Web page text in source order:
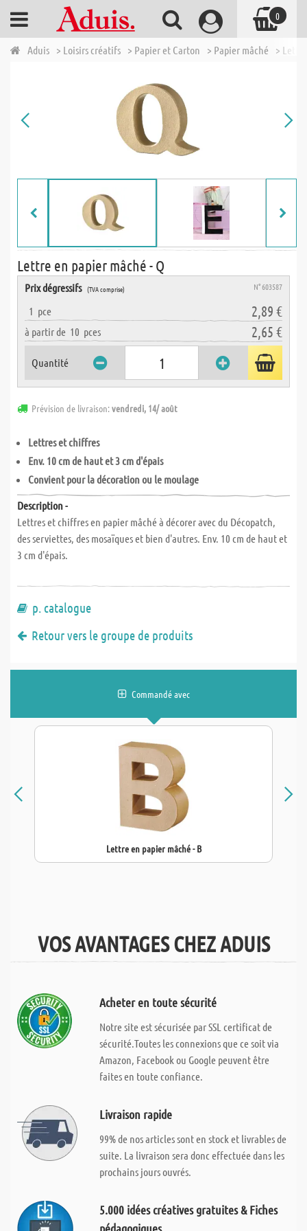
Aduis > Loisirs créatifs > Papier et Carton > Papier mâché >
Lettre en papier mâché - Q
Prix dégressifs (TVA comprise) N° 603587
1 pce 2,89 €
à partir de 10 pces 2,65 €
Quantité
Prévision de livraison:vendredi, 14/ août
Lettres et chiffres
Env. 10 cm de haut et 3 cm d'épais
Convient pour la décoration ou le moulage
Description -
Lettres et chiffres en papier mâché à décorer avec du Décopatch,
des serviettes, des mosaïques et bien d'autres. Env. 10 cm de haut et
3 cm d'épais.
p. catalogue
Retour vers le groupe de produits
Commandé avec
Lettre en papier mâché - B
VOS AVANTAGES CHEZ ADUIS
Acheter en toute sécurité
Notre site est sécurisée par SSL certificat de
sécurité.Toutes les connexions que ce soit via
Amazon, Facebook ou Google peuvent être
faites en toute confiance.
Livraison rapide
99% de nos articles sont en stock et livrables de
suite. La livraison sera donc effectuée dans les
prochains jours ouvrés.
5.000 idées créatives gratuites & Fiches
0